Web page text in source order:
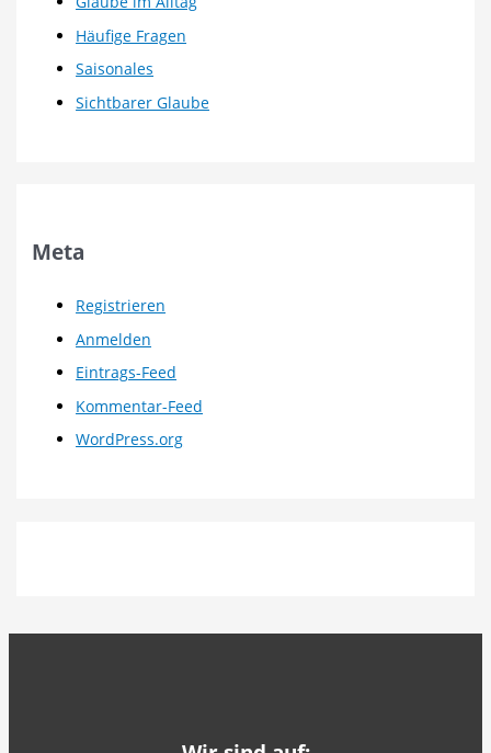
Häufige Fragen
Saisonales
Sichtbarer Glaube
Meta
Registrieren
Anmelden
Eintrags-Feed
Kommentar-Feed
WordPress.org